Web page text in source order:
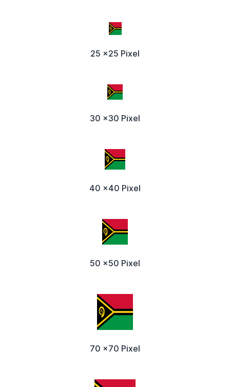
25 x25 Pixel
30 x30 Pixel
40 x40 Pixel
50 x50 Pixel
70 x70 Pixel